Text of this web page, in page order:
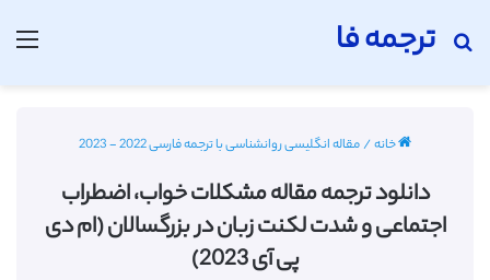
ترجمه فا
جستجو برای
خانه/مقاله انگلیسی روانشناسی با ترجمه فارسی 2022 - 2023
دانلود ترجمه مقاله مشکلات خواب، اضطراب
اجتماعی و شدت لکنت زبان در بزرگسالان (ام دی
پی آی 2023)